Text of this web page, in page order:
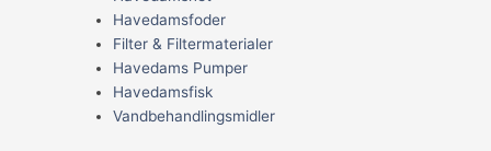
Havedamsfoder
Filter & Filtermaterialer
Havedams Pumper
Havedamsfisk
Vandbehandlingsmidler